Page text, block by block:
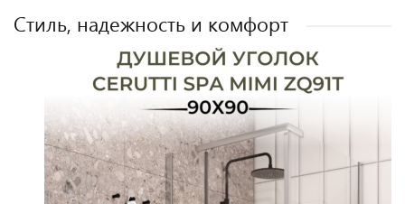
Cтиль, надежность и комфорт